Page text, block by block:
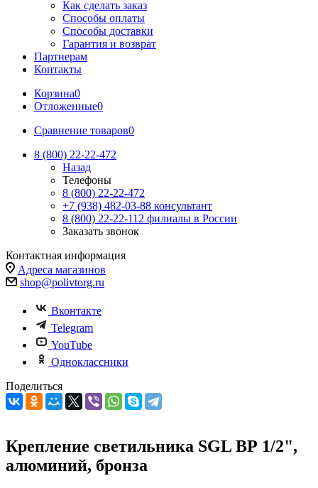
Как сделать заказ
Способы оплаты
Способы доставки
Гарантия и возврат
Партнерам
Контакты
Корзина0
Отложенные0
Сравнение товаров0
8 (800) 22-22-472
Назад
Телефоны
8 (800) 22-22-472
+7 (938) 482-03-88 консультант
8 (800) 22-22-112 филиалы в России
Заказать звонок
Контактная информация
Адреса магазинов
shop@polivtorg.ru
Вконтакте
Telegram
YouTube
Одноклассники
Поделиться
Крепление светильника SGL ВР 1/2",
алюминий, бронза